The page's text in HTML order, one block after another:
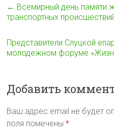
a
s
n
i
o
o
s
A
p
e
re
r
т
п
а
т
ь
← Всемирный день памяти
транспортных
Представители Слуцкой
молодежном форуме
Добавить
Ваш адрес email не будет
поля помечены*